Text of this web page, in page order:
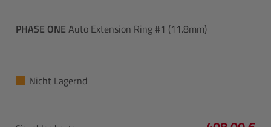
PHASE ONE Auto Extension Ring #1 (11.8mm)
Nicht Lagernd